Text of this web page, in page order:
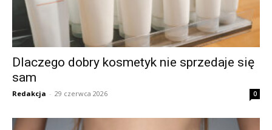
Dlaczego dobry kosmetyk nie sprzedaje się
sam
Redakcja - 29 czerwca 2026 0